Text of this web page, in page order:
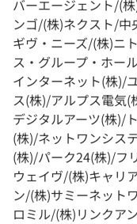
バーエージェント/(
ンゴ/(株)ネクスト/中
ギヴ・ニーズ/(株)ニ
ス・グループ・ホー
インターネット(株)/
ス(株)/アルプス電気
デジタルアーツ(株)/
(株)/ネットワンシス
(株)/パーク24(株)/フ
ウェイヴ/(株)キャリ
ン/(株)サミーネット
ロミル/(株)リンクア